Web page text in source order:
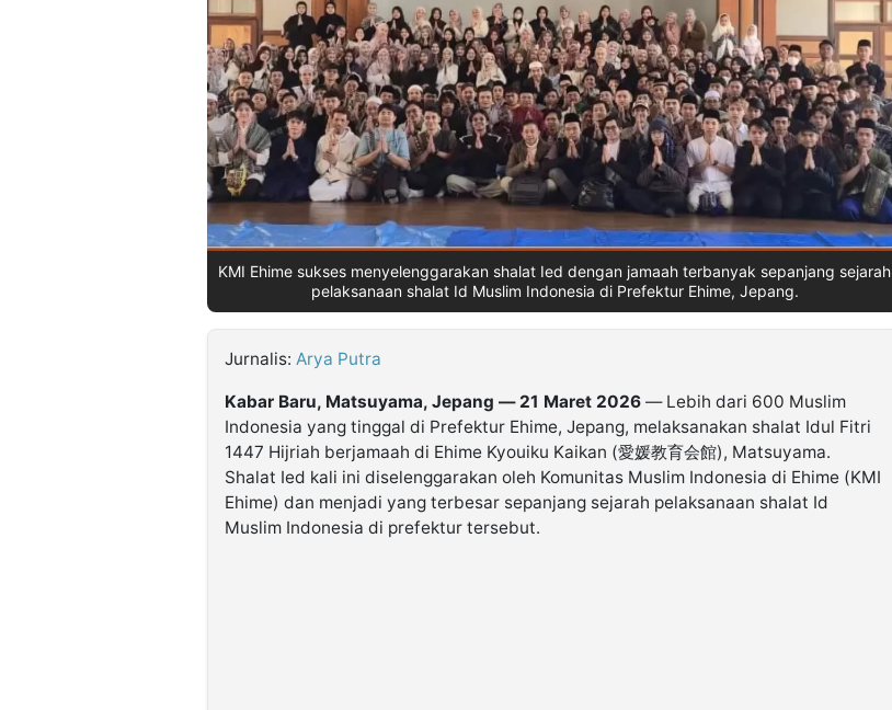
KMI Ehime sukses menyelenggarakan shalat Ied dengan jamaah terbanyak sepanjang sejarah
pelaksanaan shalat Id Muslim Indonesia di Prefektur Ehime, Jepang.
Jurnalis: Arya Putra
Kabar Baru, Matsuyama, Jepang — 21 Maret 2026 — Lebih dari 600 Muslim
Indonesia yang tinggal di Prefektur Ehime, Jepang, melaksanakan shalat Idul Fitri
1447 Hijriah berjamaah di Ehime Kyouiku Kaikan (愛媛教育会館), Matsuyama.
Shalat Ied kali ini diselenggarakan oleh Komunitas Muslim Indonesia di Ehime (KMI
Ehime) dan menjadi yang terbesar sepanjang sejarah pelaksanaan shalat Id
Muslim Indonesia di prefektur tersebut.